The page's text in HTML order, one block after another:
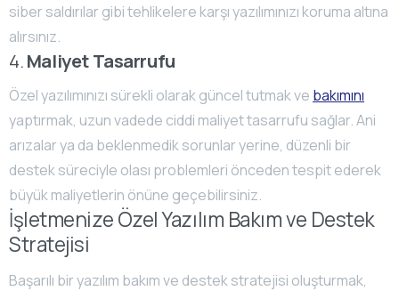
siber saldırılar gibi tehlikelere karşı yazılımınızı koruma altına
alırsınız.
4.Maliyet Tasarrufu
Özel yazılımınızı sürekli olarak güncel tutmak ve bakımını
yaptırmak, uzun vadede ciddi maliyet tasarrufu sağlar. Ani
arızalar ya da beklenmedik sorunlar yerine, düzenli bir
destek süreciyle olası problemleri önceden tespit ederek
büyük maliyetlerin önüne geçebilirsiniz.
İşletmenize Özel Yazılım Bakım ve Destek
Stratejisi
Başarılı bir yazılım bakım ve destek stratejisi oluşturmak,